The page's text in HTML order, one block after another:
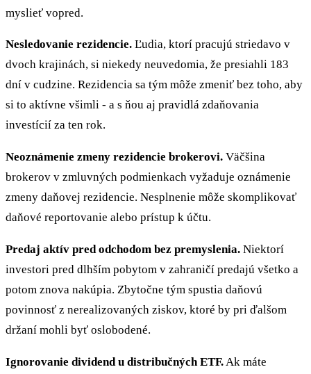
myslieť vopred.
Nesledovanie rezidencie. Ľudia, ktorí pracujú striedavo v
dvoch krajinách, si niekedy neuvedomia, že presiahli 183
dní v cudzine. Rezidencia sa tým môže zmeniť bez toho, aby
si to aktívne všimli - a s ňou aj pravidlá zdaňovania
investícií za ten rok.
Neoznámenie zmeny rezidencie brokerovi. Väčšina
brokerov v zmluvných podmienkach vyžaduje oznámenie
zmeny daňovej rezidencie. Nesplnenie môže skomplikovať
daňové reportovanie alebo prístup k účtu.
Predaj aktív pred odchodom bez premyslenia. Niektorí
investori pred dlhším pobytom v zahraničí predajú všetko a
potom znova nakúpia. Zbytočne tým spustia daňovú
povinnosť z nerealizovaných ziskov, ktoré by pri ďalšom
držaní mohli byť oslobodené.
Ignorovanie dividend u distribučných ETF. Ak máte